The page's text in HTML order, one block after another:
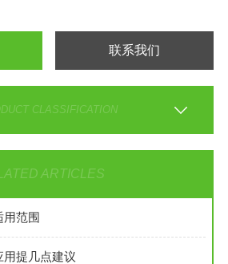
联系我们
CLASSIFICATION
ARTICLES
用范围
提几点建议